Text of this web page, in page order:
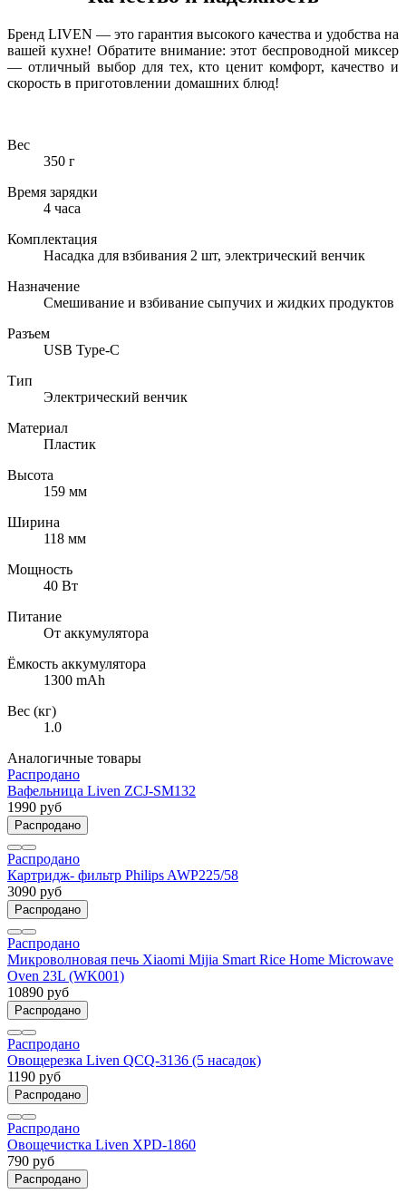
Бренд LIVEN — это гарантия высокого качества и удобства на
вашей кухне! Обратите внимание: этот беспроводной миксер
— отличный выбор для тех, кто ценит комфорт, качество и
скорость в приготовлении домашних блюд!
Вес
350 г
Время зарядки
4 часа
Комплектация
Насадка для взбивания 2 шт, электрический венчик
Назначение
Смешивание и взбивание сыпучих и жидких продуктов
Разъем
USB Type-C
Тип
Электрический венчик
Материал
Пластик
Высота
159 мм
Ширина
118 мм
Мощность
40 Вт
Питание
От аккумулятора
Ёмкость аккумулятора
1300 mAh
Вес (кг)
1.0
Аналогичные товары
Распродано
Вафельница Liven ZCJ-SM132
1990 руб
Распродано
Распродано
Картридж- фильтр Philips AWP225/58
3090 руб
Распродано
Распродано
Микроволновая печь Xiaomi Mijia Smart Rice Home Microwave
Oven 23L (WK001)
10890 руб
Распродано
Распродано
Овощерезка Liven QCQ-3136 (5 насадок)
1190 руб
Распродано
Распродано
Овощечистка Liven XPD-1860
790 руб
Распродано